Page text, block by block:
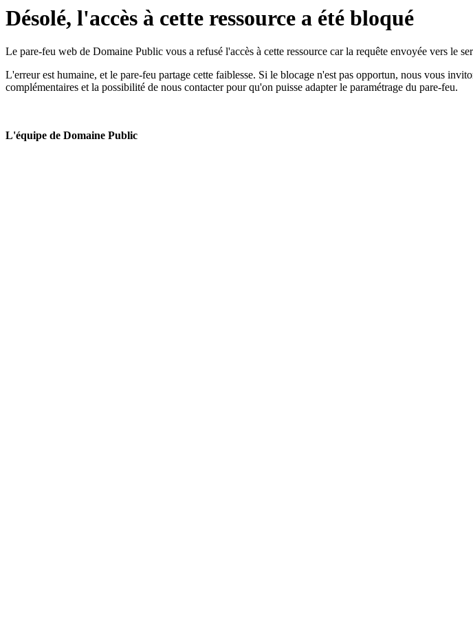
Désolé, l'accès à cette ressource a été bloqué
Le pare-feu web de Domaine Public vous a refusé l'accès à cette ressource car la requête envoyée vers le
L'erreur est humaine, et le pare-feu partage cette faiblesse. Si le blocage n'est pas opportun, nous vous
complémentaires et la possibilité de nous contacter pour qu'on puisse adapter le paramétrage du pare-feu.
L'équipe de Domaine Public